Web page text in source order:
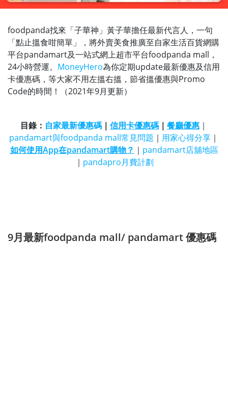
foodpanda找來「子華神」黃子華擔任最新代言人，一句
「點止搵食咁簡單」，將外賣美食推廣至自家生活百貨網購
平台pandamart及一站式網上超市平台foodpanda mall，
24小時營運。 MoneyHero為你定期update最新優惠及信用
卡優惠碼，等大家不用左搵右搵，節省搵優惠與Promo
Code的時間！（2021年9月更新）
目錄： 自家最新優惠碼 ｜ 信用卡優惠碼 ｜ 餐廳優惠 ｜
pandamart與foodpanda mall常見問題 ｜ 用家心得分享 ｜
如何使用App在pandamart購物？ ｜ pandamart店舖地區
｜ pandapro月費計劃
9月最新foodpanda mall/ pandamart 優惠碼